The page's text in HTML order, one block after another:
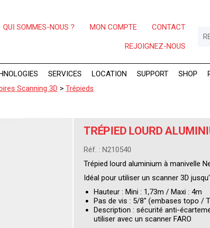
QUI SOMMES-NOUS ? MON COMPTE CONTACT
REJOIGNEZ-NOUS
SERVICES LOCATION SUPPORT SHOP
Scanning 3D > Trépieds
TRÉPIED LOURD
Réf. : N210540
Trépied lourd aluminium à manivelle
Idéal pour utiliser un scanner 3D
Hauteur : Mini : 1,73m / Maxi : 4m
Pas de vis : 5/8'' (embases topo /
Description : sécurité anti-
utiliser avec un scanner FARO